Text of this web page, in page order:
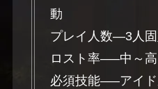
動
プレイ人数—3人固
ロスト率—–中～高
必須技能—–アイ